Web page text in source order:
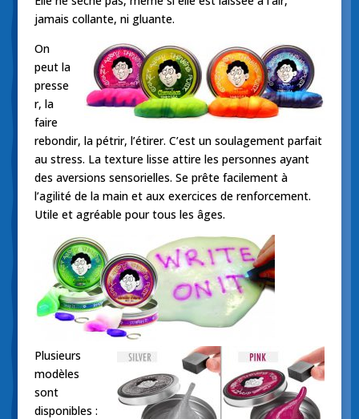
jamais collante, ni gluante.
On
peut la
presse
r, la
faire
rebondir, la pétrir, l’étirer. C’est un soulagement parfait
au stress. La texture lisse attire les personnes ayant
des aversions sensorielles. Se prête facilement à
l’agilité de la main et aux exercices de renforcement.
Utile et agréable pour tous les âges.
Plusieurs
modèles
sont
disponibles :